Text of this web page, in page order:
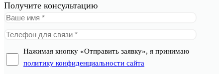
Получите консультацию
Нажимая кнопку «Отправить заявку», я принимаю
политику конфиденциальности сайта